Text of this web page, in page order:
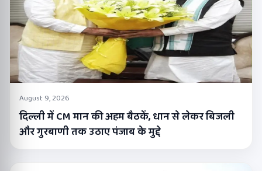
August 9, 2026
दिल्ली में CM मान की अहम बैठकें, धान से लेकर बिजली
और गुरबाणी तक उठाए पंजाब के मुद्दे